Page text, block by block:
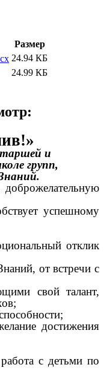
Размер
24.94 КБ
24.99 КБ
и
групп,
успешному
отклик
от встречи с
талант,
достижения
с детьми по